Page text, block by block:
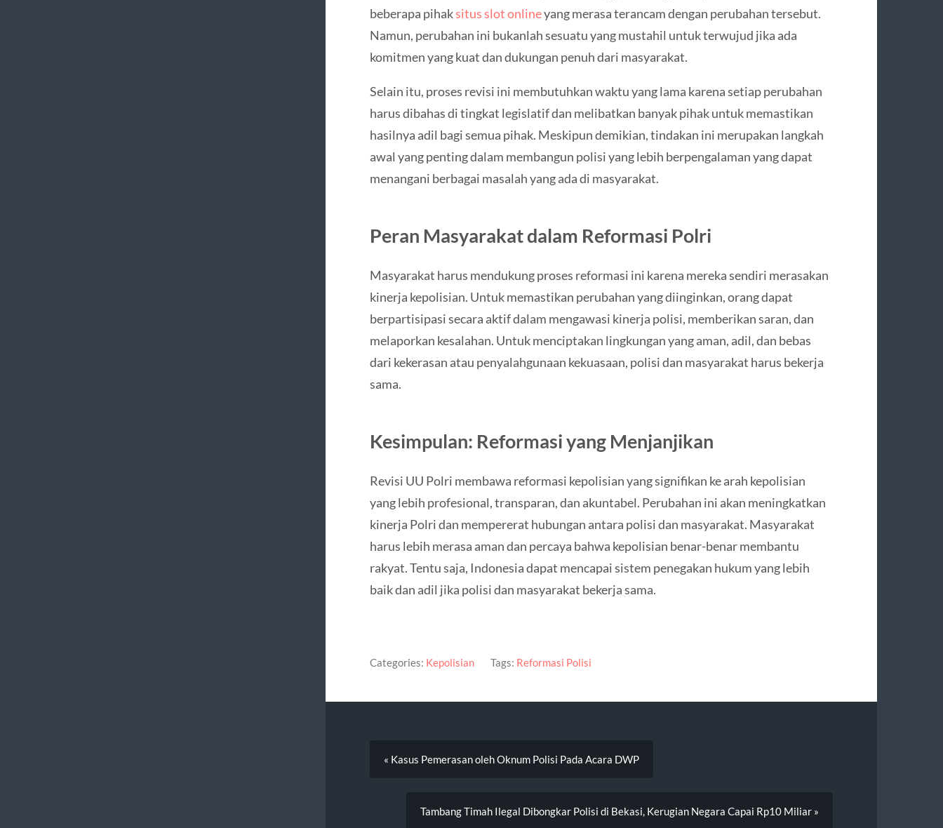
beberapa pihaksitus slot onlineyang merasa terancam dengan perubahan tersebut.
Namun, perubahan ini bukanlah sesuatu yang mustahil untuk terwujud jika ada
komitmen yang kuat dan dukungan penuh dari masyarakat.
Selain itu, proses revisi ini membutuhkan waktu yang lama karena setiap perubahan
harus dibahas di tingkat legislatif dan melibatkan banyak pihak untuk memastikan
hasilnya adil bagi semua pihak. Meskipun demikian, tindakan ini merupakan langkah
awal yang penting dalam membangun polisi yang lebih berpengalaman yang dapat
menangani berbagai masalah yang ada di masyarakat.
Peran Masyarakat dalam Reformasi Polri
Masyarakat harus mendukung proses reformasi ini karena mereka sendiri merasakan
kinerja kepolisian. Untuk memastikan perubahan yang diinginkan, orang dapat
berpartisipasi secara aktif dalam mengawasi kinerja polisi, memberikan saran, dan
melaporkan kesalahan. Untuk menciptakan lingkungan yang aman, adil, dan bebas
dari kekerasan atau penyalahgunaan kekuasaan, polisi dan masyarakat harus bekerja
sama.
Kesimpulan: Reformasi yang Menjanjikan
Revisi UU Polri membawa reformasi kepolisian yang signifikan ke arah kepolisian
yang lebih profesional, transparan, dan akuntabel. Perubahan ini akan meningkatkan
kinerja Polri dan mempererat hubungan antara polisi dan masyarakat. Masyarakat
harus lebih merasa aman dan percaya bahwa kepolisian benar-benar membantu
rakyat. Tentu saja, Indonesia dapat mencapai sistem penegakan hukum yang lebih
baik dan adil jika polisi dan masyarakat bekerja sama.
Categories: Kepolisian Tags: Reformasi Polisi
« Kasus Pemerasan oleh Oknum Polisi Pada Acara DWP
Tambang Timah Ilegal Dibongkar Polisi di Bekasi, Kerugian Negara Capai Rp10 Miliar »